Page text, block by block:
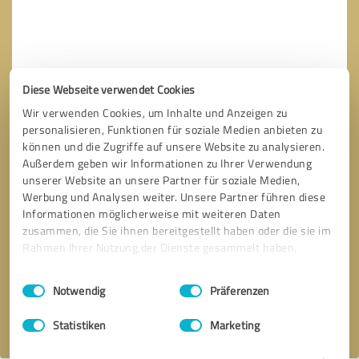
Diese Webseite verwendet Cookies
Wir verwenden Cookies, um Inhalte und Anzeigen zu
personalisieren, Funktionen für soziale Medien anbieten zu
können und die Zugriffe auf unsere Website zu analysieren.
Außerdem geben wir Informationen zu Ihrer Verwendung
unserer Website an unsere Partner für soziale Medien,
Werbung und Analysen weiter. Unsere Partner führen diese
Informationen möglicherweise mit weiteren Daten
zusammen, die Sie ihnen bereitgestellt haben oder die sie im
Rahmen Ihrer Nutzung der Dienste gesammelt haben.
Impressum Datenschutzbestimmungen
Einwilligungsauswahl
Notwendig Präferenzen
Statistiken Marketing
Bitte um Rückruf * Erforderliche Angaben
Ich stimme den Datenschutzbestimmungen